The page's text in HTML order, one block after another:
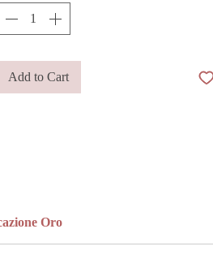
una persona amata o del proprio amico a
zampe.
Abbinalo ai bracciali in tessuto Liberty o
per un tocco più casual, oppure a
Add to Cart
Oro